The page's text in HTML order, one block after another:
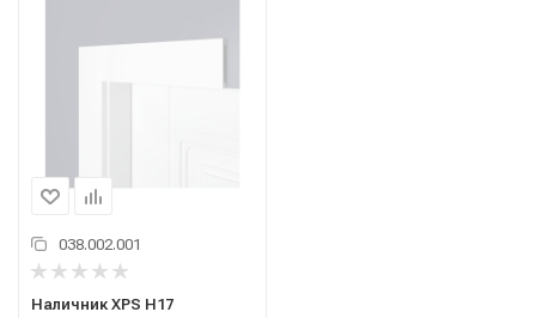
038.002.001
Наличник XPS H17